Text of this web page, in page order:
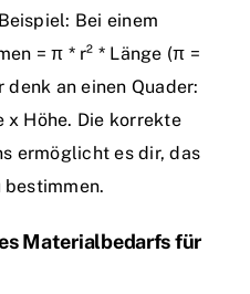
Bei einem
= π * r² * Länge (π =
denk an einen Quader:
x Höhe. Die korrekte
ermöglicht es dir, das
Materialbedarfs für